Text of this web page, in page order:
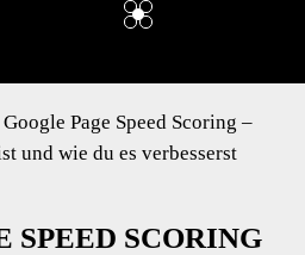
Google Page Speed Scoring –
und wie du es verbesserst
SPEED SCORING
Real Cookie Banner